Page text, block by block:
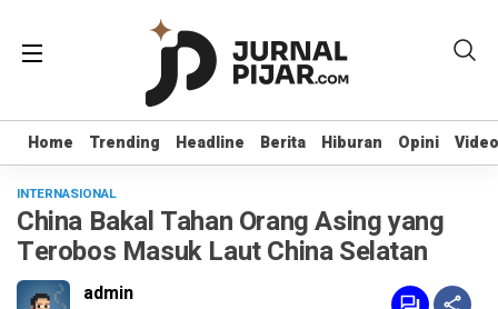
Home Trending Headline Berita Hiburan Opini Video
Home Trending Headline Berita Hiburan Opini Video
INTERNASIONAL
China Bakal Tahan Orang Asing yang
Terobos Masuk Laut China Selatan
admin